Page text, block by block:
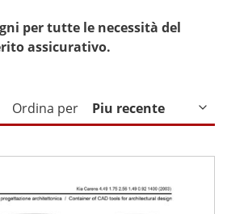
per tutte le necessità del
assicurativo.
Ordina per